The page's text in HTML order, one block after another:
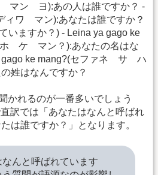
マン ヨ):あの人は誰ですか？ -
ワ マン):あなたは誰ですか？
いますか？) - Leina ya gago ke
ケ マン？):あなたの名はな
gago ke mang?(セファネ サ ハ
姓はなんですか？
かれるのが一番多いでしょう
訳では「あなたはなんと呼ばれ
は誰ですか？」となります。
なんと呼ばれています